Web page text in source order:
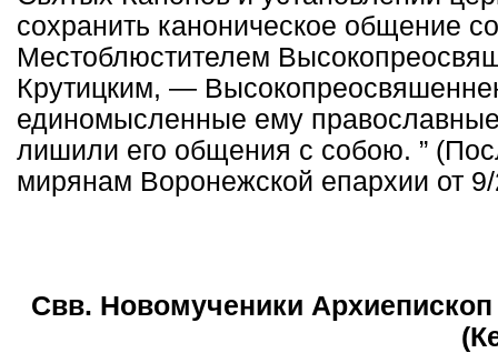
сохранить каноническое общение
Местоблюстителем
Крутицким, —
единомысленные ему
лишили его общения с собою. ”
мирянам Воронежской епархии от
Свв. Новомученики